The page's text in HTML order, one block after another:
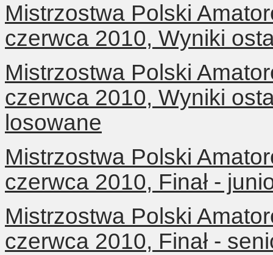
Mistrzostwa Polski
czerwca 2010, Wyniki
Mistrzostwa Polski
czerwca 2010, Wyniki
losowane
Mistrzostwa Polski
czerwca 2010, Finał -
Mistrzostwa Polski
czerwca 2010, Finał -